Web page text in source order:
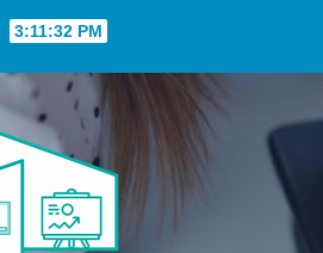
3:11:33 PM